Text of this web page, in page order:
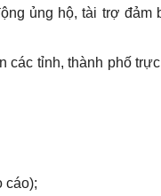
ủng hộ, tài trợ đảm
các tỉnh, thành phố
cáo);